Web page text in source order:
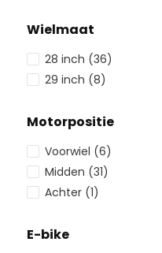
Wielmaat
28 inch (36)
29 inch (8)
Motorpositie
Voorwiel (6)
Midden (31)
Achter (1)
E-bike